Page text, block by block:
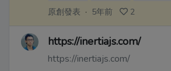
原創發表 · 5年前 2
https://inertiajs.com/
https://inertiajs.com/